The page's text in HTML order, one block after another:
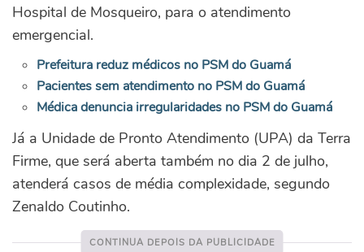
Hospital de Mosqueiro, para o atendimento
emergencial.
Prefeitura reduz médicos no PSM do Guamá
Pacientes sem atendimento no PSM do Guamá
Médica denuncia irregularidades no PSM do Guamá
Já a Unidade de Pronto Atendimento (UPA) da Terra
Firme, que será aberta também no dia 2 de julho,
atenderá casos de média complexidade, segundo
Zenaldo Coutinho.